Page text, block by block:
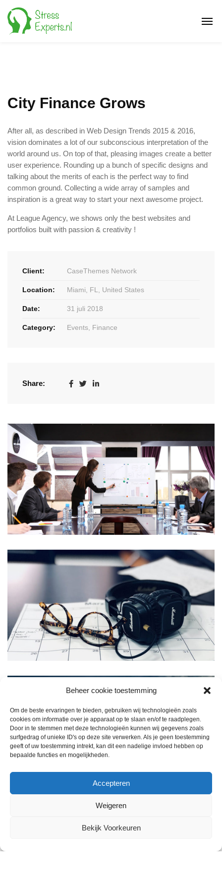
Beheer cookie toestemming
Om de beste ervaringen te bieden, gebruiken wij technologieën zoals
cookies om informatie over je apparaat op te slaan en/of te raadplegen.
Door in te stemmen met deze technologieën kunnen wij gegevens zoals
surfgedrag of unieke ID's op deze site verwerken. Als je geen toestemming
geeft of uw toestemming intrekt, kan dit een nadelige invloed hebben op
bepaalde functies en mogelijkheden.
Accepteren
Weigeren
Bekijk Voorkeuren
City Finance Grows
After all, as described in Web Design Trends 2015 & 2016,
vision dominates a lot of our subconscious interpretation of the
world around us. On top of that, pleasing images create a better
user experience. Rounding up a bunch of specific designs and
talking about the merits of each is the perfect way to find
common ground. Collecting a wide array of samples and
inspiration is a great way to start your next awesome project.
At League Agency, we shows only the best websites and
portfolios built with passion & creativity !
Client: CaseThemes Network
Location: Miami, FL, United States
Date: 31 juli 2018
Category: Events Finance
Share: